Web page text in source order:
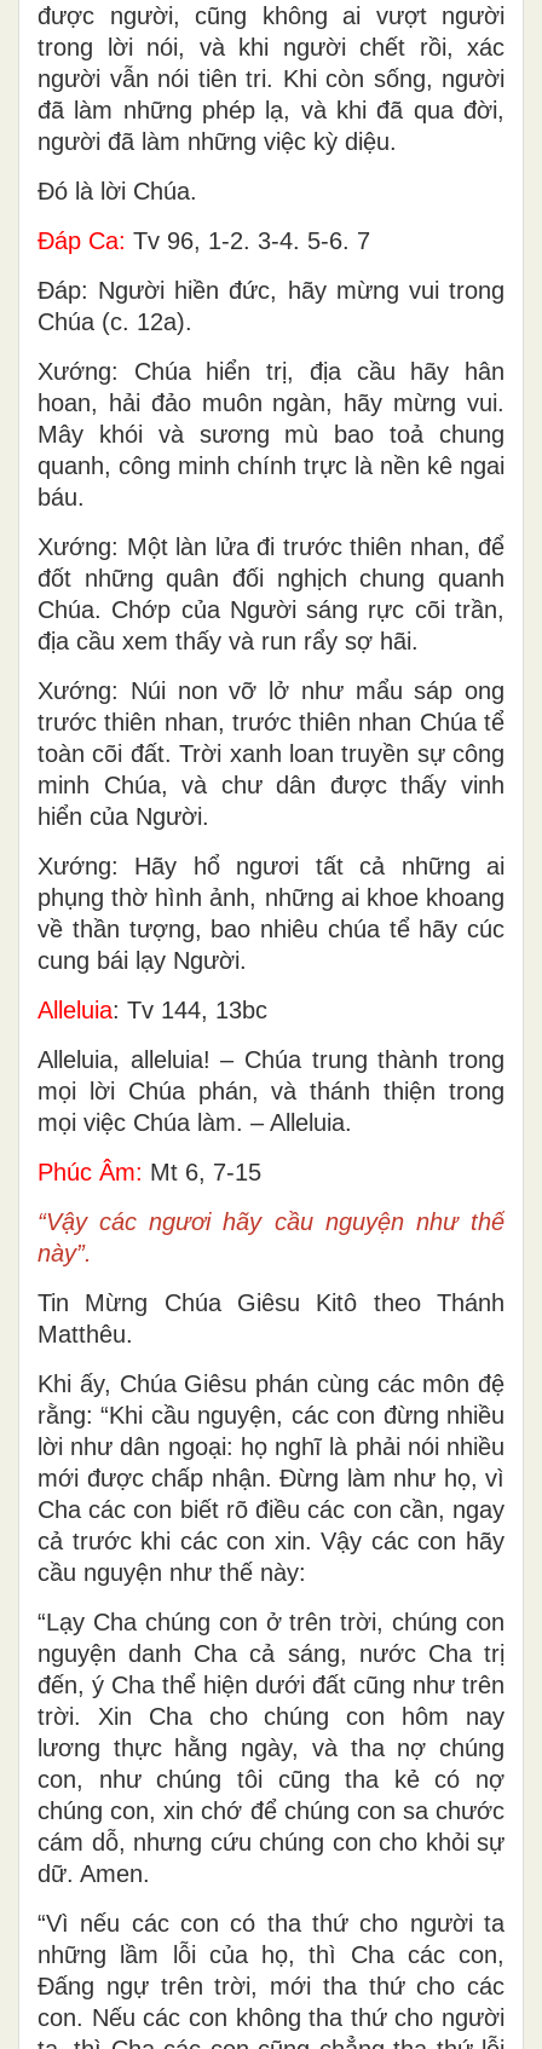
được người, cũng không ai vượt người
trong lời nói, và khi người chết rồi, xác
người vẫn nói tiên tri. Khi còn sống, người
đã làm những phép lạ, và khi đã qua đời,
người đã làm những việc kỳ diệu.
Ðó là lời Chúa.
Ðáp Ca: Tv 96, 1-2. 3-4. 5-6. 7
Ðáp: Người hiền đức, hãy mừng vui trong
Chúa (c. 12a).
Xướng: Chúa hiển trị, địa cầu hãy hân
hoan, hải đảo muôn ngàn, hãy mừng vui.
Mây khói và sương mù bao toả chung
quanh, công minh chính trực là nền kê ngai
báu.
Xướng: Một làn lửa đi trước thiên nhan, để
đốt những quân đối nghịch chung quanh
Chúa. Chớp của Người sáng rực cõi trần,
địa cầu xem thấy và run rẩy sợ hãi.
Xướng: Núi non vỡ lở như mẩu sáp ong
trước thiên nhan, trước thiên nhan Chúa tể
toàn cõi đất. Trời xanh loan truyền sự công
minh Chúa, và chư dân được thấy vinh
hiển của Người.
Xướng: Hãy hổ ngươi tất cả những ai
phụng thờ hình ảnh, những ai khoe khoang
về thần tượng, bao nhiêu chúa tể hãy cúc
cung bái lạy Người.
Alleluia: Tv 144, 13bc
Alleluia, alleluia! – Chúa trung thành trong
mọi lời Chúa phán, và thánh thiện trong
mọi việc Chúa làm. – Alleluia.
Phúc Âm: Mt 6, 7-15
“Vậy các ngươi hãy cầu nguyện như thế
này”.
Tin Mừng Chúa Giêsu Kitô theo Thánh
Matthêu.
Khi ấy, Chúa Giêsu phán cùng các môn đệ
rằng: “Khi cầu nguyện, các con đừng nhiều
lời như dân ngoại: họ nghĩ là phải nói nhiều
mới được chấp nhận. Ðừng làm như họ, vì
Cha các con biết rõ điều các con cần, ngay
cả trước khi các con xin. Vậy các con hãy
cầu nguyện như thế này:
“Lạy Cha chúng con ở trên trời, chúng con
nguyện danh Cha cả sáng, nước Cha trị
đến, ý Cha thể hiện dưới đất cũng như trên
trời. Xin Cha cho chúng con hôm nay
lương thực hằng ngày, và tha nợ chúng
con, như chúng tôi cũng tha kẻ có nợ
chúng con, xin chớ để chúng con sa chước
cám dỗ, nhưng cứu chúng con cho khỏi sự
dữ. Amen.
“Vì nếu các con có tha thứ cho người ta
những lầm lỗi của họ, thì Cha các con,
Ðấng ngự trên trời, mới tha thứ cho các
con. Nếu các con không tha thứ cho người